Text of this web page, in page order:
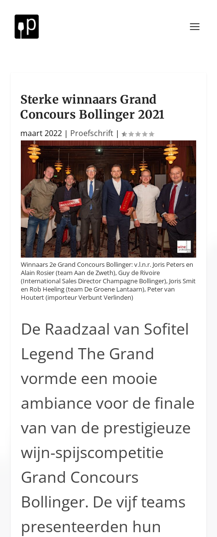
Sterke winnaars Grand
Concours Bollinger 2021
maart 2022 | Proefschrift |
Winnaars 2e Grand Concours Bollinger: v.l.n.r. Joris Peters en
Alain Rosier (team Aan de Zweth), Guy de Rivoire
(International Sales Director Champagne Bollinger), Joris Smit
en Rob Heeling (team De Groene Lantaarn), Peter van
Houtert (importeur Verbunt Verlinden)
De Raadzaal van Sofitel
Legend The Grand
vormde een mooie
ambiance voor de finale
van van de prestigieuze
wijn-spijscompetitie
Grand Concours
Bollinger. De vijf teams
presenteerden hun